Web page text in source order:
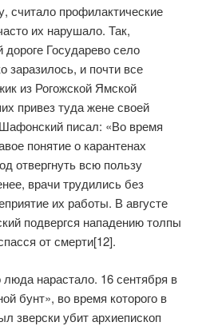
считало профилактические
их нарушало. Так,
Государево село
заразилось, и почти все
из Рогожской Ямской
привез туда жене своей
писал: «Во время
понятие о карантенах
отвергнуть всю пользу
врачи трудились без
их работы. В августе
подвергся нападению толпы
от смерти[12].
люда нарастало. 16 сентября в
бунт», во время которого в
зверски убит архиепископ